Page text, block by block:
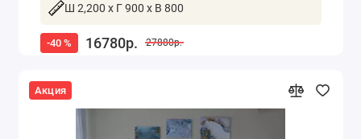
Ш 2,200 x Г 900 x В 800
-40 % 16780р. 27880р.
Акция